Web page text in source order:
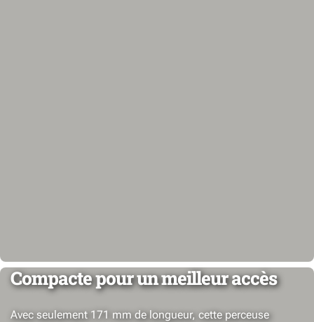
Compacte pour un meilleur accès
Avec seulement 171 mm de longueur, cette perceuse